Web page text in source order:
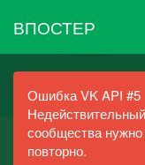
ВПОСТЕР
Ошибка VK API #5
сообщества нужно
повторно.